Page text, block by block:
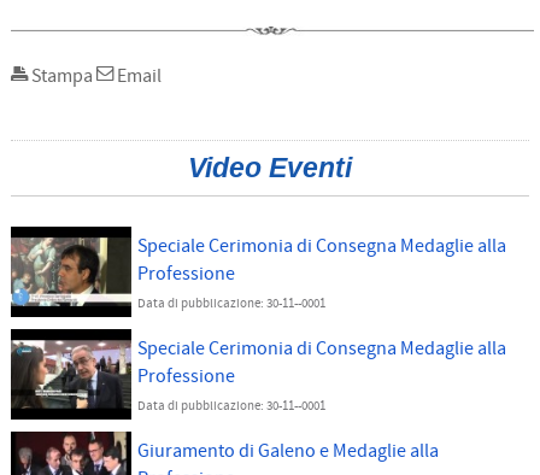
Stampa Email
Video Eventi
Speciale Cerimonia di Consegna Medaglie alla
Professione
Data di pubblicazione: 30-11--0001
Speciale Cerimonia di Consegna Medaglie alla
Professione
Data di pubblicazione: 30-11--0001
Giuramento di Galeno e Medaglie alla